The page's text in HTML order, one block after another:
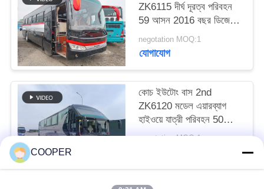
ZK6115 দীর্ঘ দূরত্ব পরিবহন
59 আসন 2016 বছর ডিজেল
বিন্যাস LHD
negotation MOQ:1
যোগাযোগ
কোচ ইউটোং বাস 2nd
ZK6120 মডেল এয়ারব্যাগ
হাইওয়ে যাত্রী পরিবহন 50
আসন 2021 বছর হজ যানবাহন
negotation MOQ:1
COOPER